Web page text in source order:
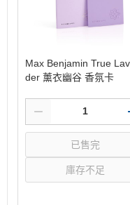
Max Benjamin True
der 薰衣幽谷 香氛卡
已售完
庫存不足